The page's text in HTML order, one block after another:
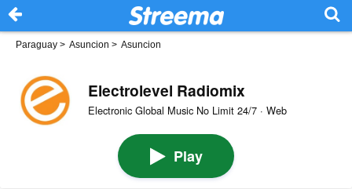
Paraguay > Asuncion > Asuncion
Electrolevel Radiomix
Electronic Global Music No Limit 24/7 · Web
Play